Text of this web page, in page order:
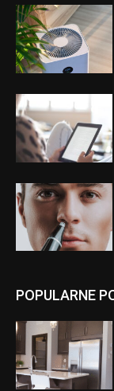
POPULARNE